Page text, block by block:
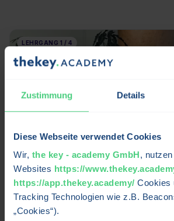
Zustimmung Details
Diese Webseite verwendet Cookies
Wir, the key - academy GmbH,
Websites https://
https://app.thekey.academy/ Cookies
Tracking Technologien wie z.B.
„Cookies“).
LEHRGANG 1 / 4
Fachkraft für agile Führung (IHK)
Bilde deine Führungspersönlichkeit aus und
komplexen, dynamischen Umgebungen.